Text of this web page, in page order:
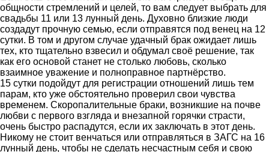
общности стремлений и целей, то вам следует выбрать для
свадьбы 11 или 13 лунный день. Духовно близкие люди
создадут прочную семью, если отправятся под венец на 12
сутки. В том и другом случае удачный брак ожидает лишь
тех, кто тщательно взвесил и обдумал своё решение, так
как его основой станет не столько любовь, сколько
взаимное уважение и полноправное партнёрство.
15 сутки подойдут для регистрации отношений лишь тем
парам, кто уже обстоятельно проверил свои чувства
временем. Скоропалительные браки, возникшие на почве
любви с первого взгляда и внезапной горячки страсти,
очень быстро распадутся, если их заключать в этот день.
Никому не стоит венчаться или отправляться в ЗАГС на 16
лунный день, чтобы не сделать несчастным себя и свою